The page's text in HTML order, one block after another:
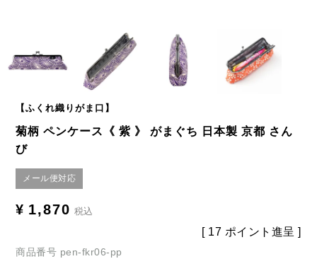
【ふくれ織りがま口】
菊柄 ペンケース《 紫 》 がまぐち 日本製 京都 さん
び
メール便対応
¥ 1,870 税込
[ 17 ポイント進呈 ]
商品番号 pen-fkr06-pp